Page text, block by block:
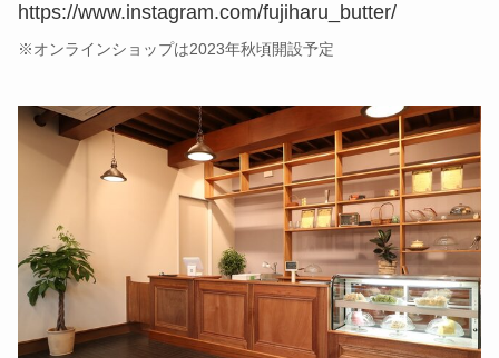
https://www.instagram.com/fujiharu_butter/
※オンラインショップは2023年秋頃開設予定